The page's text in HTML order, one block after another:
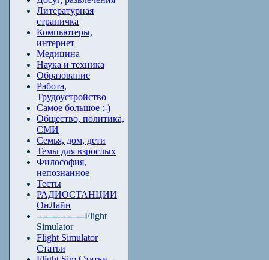
Литературная
страничка
Компьютеры,
интернет
Медицина
Наука и техника
Образование
Работа,
Трудоустройство
Самое большое :-)
Общество, политика,
СМИ
Семья, дом, дети
Темы для взрослых
Философия,
непознанное
Тесты
РАДИОСТАНЦИИ
ОнЛайн
----------------Flight
Simulator
Flight Simulator
Статьи